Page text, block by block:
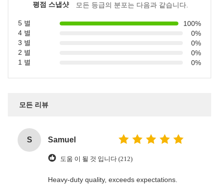
평점 스냅샷 모든 등급의 분포는 다음과 같습니다.
5 별
100%
4 별
0%
3 별
0%
2 별
0%
1 별
0%
모든 리뷰
S Samuel
도움 이 될 것 입니다 (212)
Heavy-duty quality, exceeds expectations.